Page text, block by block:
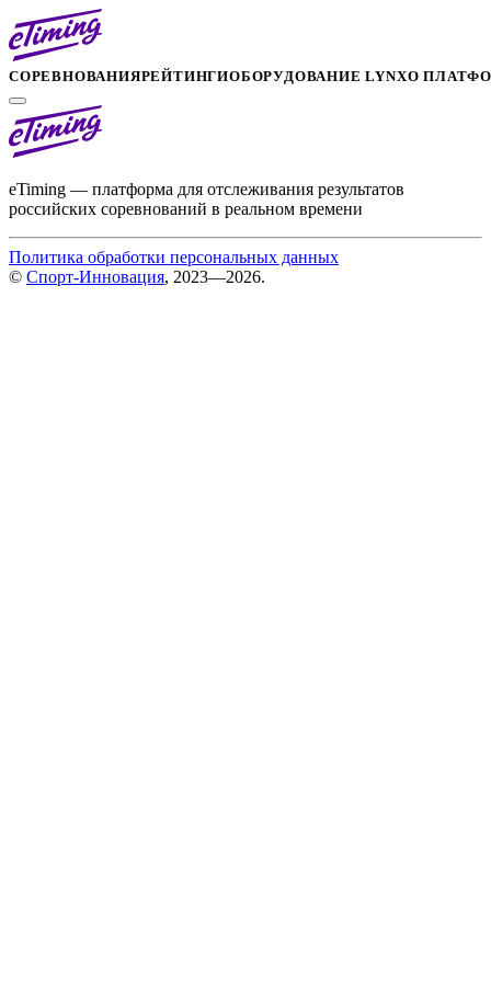
СОРЕВНОВАНИЯРЕЙТИНГИОБОРУДОВАНИЕ LYNXО
eTiming — платформа для отслеживания результатов
российских соревнований в реальном времени
Политика обработки персональных данных
© Спорт-Инновация, 2023—2026.